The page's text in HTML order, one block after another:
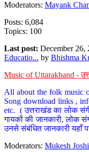
Moderators: Mayank
Posts: 6,084
Topics: 100
Last post: December 26,
Educatio... by Bhishma
Music of Uttarakhand -
All about the folk music
Song download links ,
etc. ( उत्तराखंड का लोक
गायकों की जानकारी, लोक
उनसे संबंधित जानकारी यहाँ
Moderators: Mukesh Joshi